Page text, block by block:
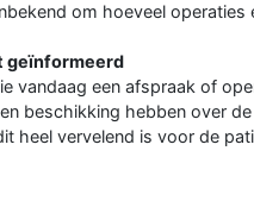
om hoeveel operaties
geïnformeerd
vandaag een afspraak of
beschikking hebben over
heel vervelend is voor de